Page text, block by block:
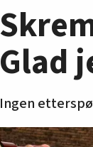
Glad
Ingen